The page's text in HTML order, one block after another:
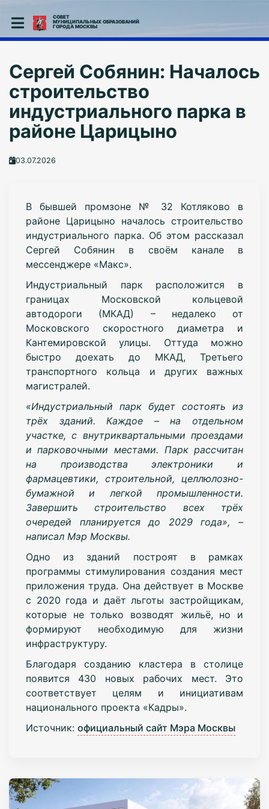
СОВЕТ
МУНИЦИПАЛЬНЫХ ОБРАЗОВАНИЙ
ГОРОДА МОСКВЫ
Сергей Собянин: Началось
строительство
индустриального парка в
районе Царицыно
03.07.2026
В бывшей промзоне № 32 Котляково в
районе Царицыно началось строительство
индустриального парка. Об этом рассказал
Сергей Собянин в своём канале в
мессенджере «Макс».
Индустриальный парк расположится в
границах Московской кольцевой
автодороги (МКАД) – недалеко от
Московского скоростного диаметра и
Кантемировской улицы. Оттуда можно
быстро доехать до МКАД, Третьего
транспортного кольца и других важных
магистралей.
«Индустриальный парк будет состоять из
трёх зданий. Каждое – на отдельном
участке, с внутриквартальными проездами
и парковочными местами. Парк рассчитан
на производства электроники и
фармацевтики, строительной, целлюлозно-
бумажной и легкой промышленности.
Завершить строительство всех трёх
очередей планируется до 2029 года», –
написал Мэр Москвы.
Одно из зданий построят в рамках
программы стимулирования создания мест
приложения труда. Она действует в Москве
с 2020 года и даёт льготы застройщикам,
которые не только возводят жильё, но и
формируют необходимую для жизни
инфраструктуру.
Благодаря созданию кластера в столице
появится 430 новых рабочих мест. Это
соответствует целям и инициативам
национального проекта «Кадры».
Источник: официальный сайт Мэра Москвы